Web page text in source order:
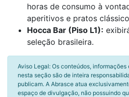
horas de consumo à
aperitivos e pratos
Hocca Bar (Piso L1):
seleção brasileira.
Aviso Legal: Os conteúdos,
nesta seção são de inteira
publicam. A Abrasce atua
espaço de divulgação, não possuindo